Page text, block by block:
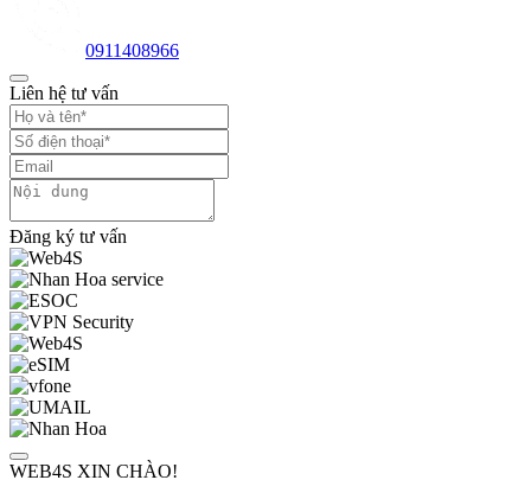
0911408966
Liên hệ tư vấn
Đăng ký tư vấn
WEB4S XIN CHÀO!